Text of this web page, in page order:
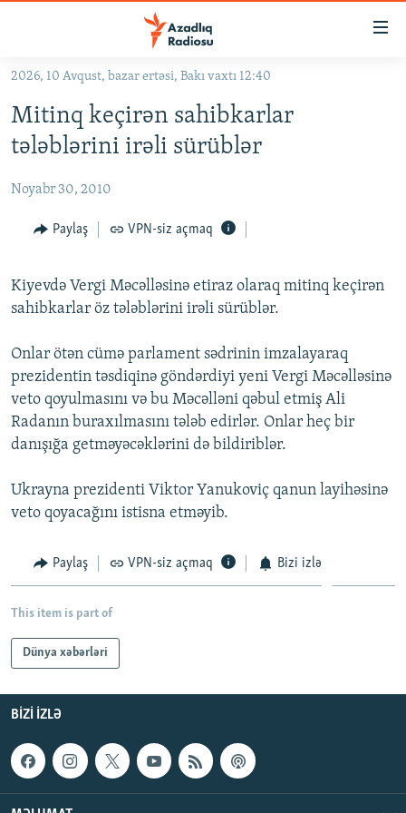
Əsas
qayıt
Əsas
qayıt
#ƏSLINDƏ
FƏRQƏ BAX
ARAŞDIRMA
VIDEO
FOTOQALEREYA
İNFOQRAFIKA
KARIKATURA
RADIO ARXIV
OXU ZALI
AZƏRBAYCAN ƏDƏBIYYATI KITABXANASI
İSLAM VƏ DEMOKRATIYA
İZ - MƏDƏNIYYƏT PROQRAMI
HAQQIMIZDA
MISSIYAMIZ
PEŞƏ ETIKASI VƏ JURNALISTIKA STANDARTLARIMIZ
MATERIALLARIMIZDAN ISTIFADƏ
AZADLIQRADIOSU MOBIL TELEFONUNUZDA
BIZIMLƏ ƏLAQƏ
XƏBƏR BÜLLETENLƏRIMIZ
BIZI IZLƏ
RFE/RL-in bütün saytları
2026, 10 Avqust, bazar ertəsi, Bakı vaxtı 12:40
Mitinq keçirən sahibkarlar
tələblərini irəli sürüblər
Noyabr 30, 2010
Paylaş VPN-siz açmaq
Kiyevdə Vergi Məcəlləsinə etiraz olaraq mitinq keçirən
sahibkarlar öz tələblərini irəli sürüblər.
Onlar ötən cümə parlament sədrinin imzalayaraq
prezidentin təsdiqinə göndərdiyi yeni Vergi Məcəlləsinə
veto qoyulmasını və bu Məcəlləni qəbul etmiş Ali
Radanın buraxılmasını tələb edirlər. Onlar heç bir
danışığa getməyəcəklərini də bildiriblər.
Ukrayna prezidenti Viktor Yanukoviç qanun layihəsinə
veto qoyacağını istisna etməyib.
Paylaş VPN-siz açmaq Bizi izlə
This item is part of
Dünya xəbərləri
BIZI IZLƏ